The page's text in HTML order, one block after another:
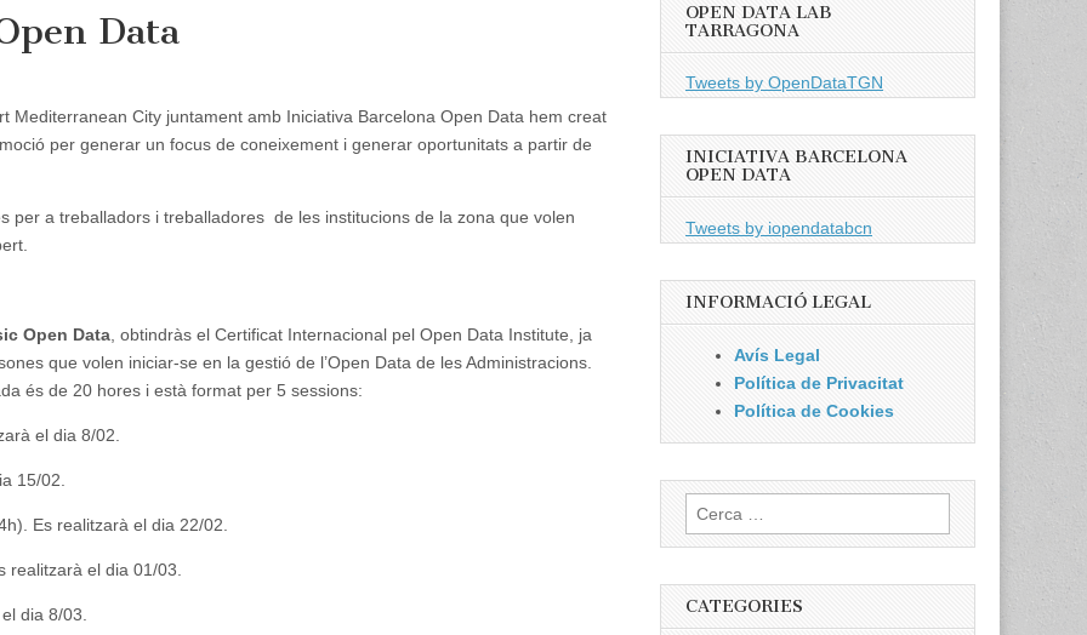
Data
Mediterranean City juntament amb Iniciativa Barcelona Open Data hem creat
per generar un focus de coneixement i generar oportunitats a partir de
per a treballadors i treballadores de les institucions de la zona que volen
Open Data , obtindràs el Certificat Internacional pel Open Data Institute, ja
que volen iniciar-se en la gestió de l’Open Data de les Administracions.
és de 20 hores i està format per 5 sessions:
el dia 8/02.
15/02.
Es realitzarà el dia 22/02.
realitzarà el dia 01/03.
dia 8/03.
OPEN DATA LAB
TARRAGONA
Tweets by OpenDataTGN
INICIATIVA BARCELONA
OPEN DATA
Tweets by iopendatabcn
INFORMACIÓ LEGAL
Avís Legal
Política de Privacitat
Política de Cookies
Cerca:
CATEGORIES